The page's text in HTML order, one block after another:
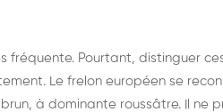
fréquente. Pourtant, distinguer
Le frelon européen se
à dominante roussâtre. Il ne